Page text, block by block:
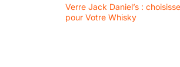
Verre Jack Daniel’s :
pour Votre Whisky